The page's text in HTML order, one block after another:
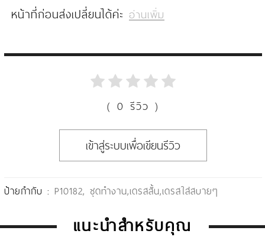
หน้าที่ก่อนส่งเปลี่ยนได้ค่ะ อ่านเพิ่ม
( 0 รีวิว )
เข้าสู่ระบบเพื่อเขียนรีวิว
ป้ายกำกับ :P10182,ชุดทำงาน,เดรสสั้น,เดรสใส่สบายๆ
แนะนำสำหรับคุณ